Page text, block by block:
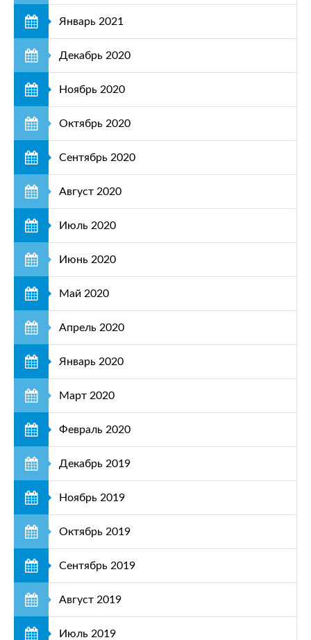
Январь 2021
Декабрь 2020
Ноябрь 2020
Октябрь 2020
Сентябрь 2020
Август 2020
Июль 2020
Июнь 2020
Май 2020
Апрель 2020
Январь 2020
Март 2020
Февраль 2020
Декабрь 2019
Ноябрь 2019
Октябрь 2019
Сентябрь 2019
Август 2019
Июль 2019